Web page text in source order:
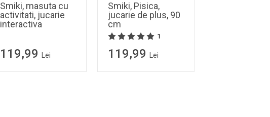
Smiki, masuta cu
activitati, jucarie
interactiva
119,99 Lei
Smiki, Pisica,
jucarie de plus, 90
cm
1
119,99 Lei